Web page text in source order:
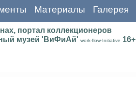
Материалы Галерея
портал коллекционеров
музей 'ВиФиАй' work-flow-Initiative 16+